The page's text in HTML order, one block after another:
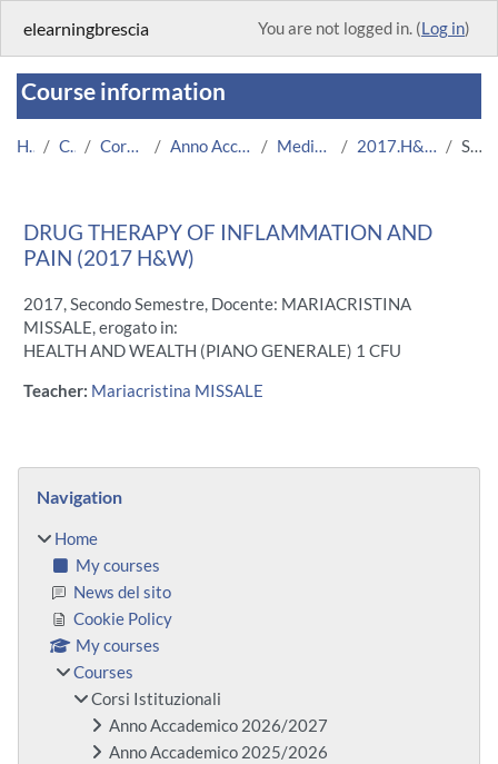
elearningbrescia You are not logged in. (Log in)
Course information
Home Courses Corsi Istituzionali Anno Accademico 2017/2018 Medicina e Chirurgia 2017.H&W.A000276-11539 Summary
DRUG THERAPY OF INFLAMMATION AND
PAIN (2017 H&W)
2017, Secondo Semestre, Docente: MARIACRISTINA
MISSALE, erogato in:
HEALTH AND WEALTH (PIANO GENERALE) 1 CFU
Teacher: Mariacristina MISSALE
Blocks
Navigation
Home
My courses
News del sito
Cookie Policy
My courses
Courses
Corsi Istituzionali
Anno Accademico 2026/2027
Anno Accademico 2025/2026